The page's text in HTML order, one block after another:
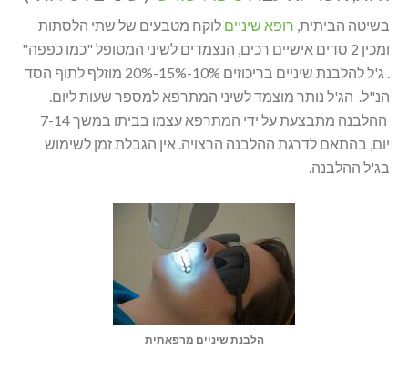
בשיטה הביתית, רופא שיניים לוקח מטבעים של שתי הלסתות
ומכין 2 סדים אישיים רכים, הנצמדים לשיני המטופל "כמו כפפה"
. ג'ל להלבנת שיניים בריכוזים 10%-15%-20% מוזלף לתוף הסד
הנ"ל. הג'ל נותר מוצמד לשיני המתרפא למספר שעות ליום.
ההלבנה מתבצעת על ידי המתרפא עצמו בביתו במשך 7-14
יום, בהתאם לדרגת ההלבנה הרצויה. אין הגבלת זמן לשימוש
בג'ל ההלבנה.
הלבנת שיניים מרפאתית